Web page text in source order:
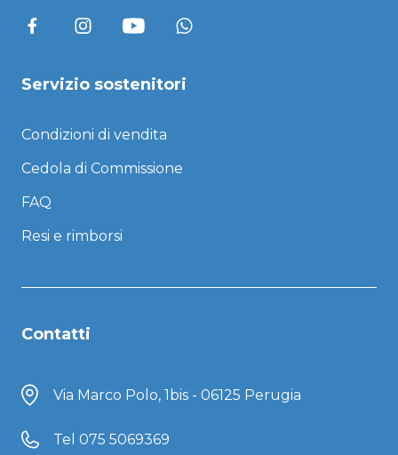
Servizio sostenitori
Condizioni di vendita
Cedola di Commissione
FAQ
Resi e rimborsi
Contatti
Via Marco Polo, 1bis - 06125 Perugia
Tel 075 5069369